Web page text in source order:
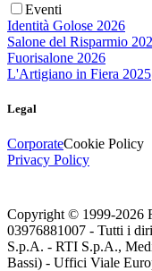
Eventi
Identità Golose 2026
Salone del Risparmio
Fuorisalone 2026
L'Artigiano in Fiera 2025
Legal
CorporateCookie Policy
Privacy Policy
Copyright © 1999-2026
03976881007 - Tutti i
S.p.A. - RTI S.p.A.,
Bassi) - Uffici Viale